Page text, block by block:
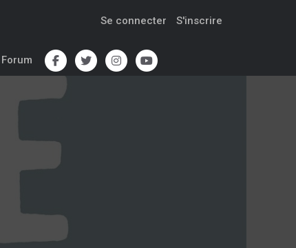
Se connecter S'inscrire
Forum